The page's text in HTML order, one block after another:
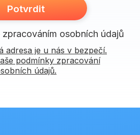
Potvrdit
zpracováním osobních údajů
adresa je u nás v bezpečí.
podmínky zpracování
údajů.